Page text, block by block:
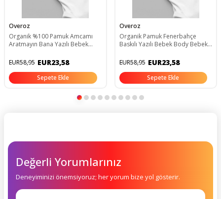
Overoz
Organik %100 Pamuk Amcamı
Aratmayın Bana Yazılı Bebek
Zıbın 5750
EUR58,95 EUR23,58
Sepete Ekle
Overoz
Organik Pamuk Fenerbahçe
Baskılı Yazılı Bebek Body Bebek
EUR58,95 EUR23,58
Sepete Ekle
Değerli Yorumlarınız
Deneyiminizi önemsiyoruz; her yorum bize yol gösterir.